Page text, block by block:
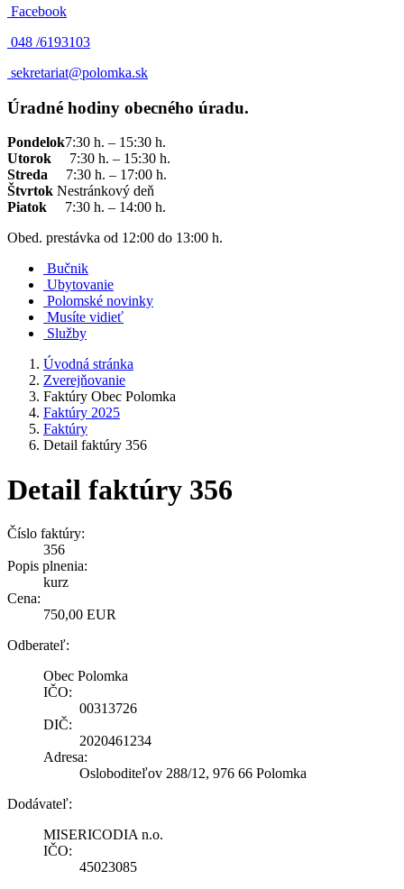
Facebook
048 /6193103
sekretariat@polomka.sk
Úradné hodiny obecného úradu.
Pondelok7:30 h. – 15:30 h.
Utorok 7:30 h. – 15:30 h.
Streda 7:30 h. – 17:00 h.
Štvrtok Nestránkový deň
Piatok
7:30 h. – 14:00 h.
Obed. prestávka od 12:00 do 13:00 h.
Bučnik
Ubytovanie
Polomské novinky
Musíte vidieť
Služby
Úvodná stránka
Zverejňovanie
Faktúry Obec Polomka
Faktúry 2025
Faktúry
Detail faktúry 356
Detail faktúry 356
Číslo faktúry:
356
Popis plnenia:
kurz
Cena:
750,00 EUR
Odberateľ:
Obec Polomka
IČO:
00313726
DIČ:
2020461234
Adresa:
Osloboditeľov 288/12, 976 66 Polomka
Dodávateľ:
MISERICODIA n.o.
IČO:
45023085